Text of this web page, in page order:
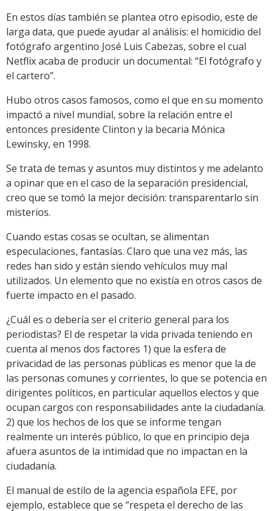
En estos días también se plantea otro episodio, este de
larga data, que puede ayudar al análisis: el homicidio del
fotógrafo argentino José Luis Cabezas, sobre el cual
Netflix acaba de producir un documental: “El fotógrafo y
el cartero”.
Hubo otros casos famosos, como el que en su momento
impactó a nivel mundial, sobre la relación entre el
entonces presidente Clinton y la becaria Mónica
Lewinsky, en 1998.
Se trata de temas y asuntos muy distintos y me adelanto
a opinar que en el caso de la separación presidencial,
creo que se tomó la mejor decisión: transparentarlo sin
misterios.
Cuando estas cosas se ocultan, se alimentan
especulaciones, fantasías. Claro que una vez más, las
redes han sido y están siendo vehículos muy mal
utilizados. Un elemento que no existía en otros casos de
fuerte impacto en el pasado.
¿Cuál es o debería ser el criterio general para los
periodistas? El de respetar la vida privada teniendo en
cuenta al menos dos factores 1) que la esfera de
privacidad de las personas públicas es menor que la de
las personas comunes y corrientes, lo que se potencia en
dirigentes políticos, en particular aquellos electos y que
ocupan cargos con responsabilidades ante la ciudadanía.
2) que los hechos de los que se informe tengan
realmente un interés público, lo que en principio deja
afuera asuntos de la intimidad que no impactan en la
ciudadanía.
El manual de estilo de la agencia española EFE, por
ejemplo, establece que se “respeta el derecho de las